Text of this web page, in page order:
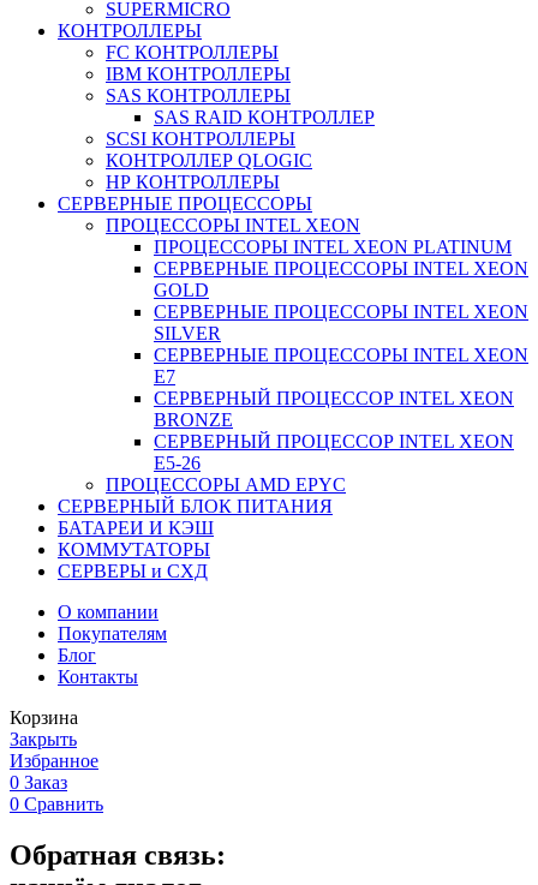
SUPERMICRO
КОНТРОЛЛЕРЫ
FC КОНТРОЛЛЕРЫ
IBM КОНТРОЛЛЕРЫ
SAS КОНТРОЛЛЕРЫ
SAS RAID КОНТРОЛЛЕР
SCSI КОНТРОЛЛЕРЫ
КОНТРОЛЛЕР QLOGIC
НР КОНТРОЛЛЕРЫ
СЕРВЕРНЫЕ ПРОЦЕССОРЫ
ПРОЦЕССОРЫ INTEL XEON
ПРОЦЕССОРЫ INTEL XEON PLATINUM
СЕРВЕРНЫЕ ПРОЦЕССОРЫ INTEL XEON
GOLD
СЕРВЕРНЫЕ ПРОЦЕССОРЫ INTEL XEON
SILVER
СЕРВЕРНЫЕ ПРОЦЕССОРЫ INTEL XEON
Е7
СЕРВЕРНЫЙ ПРОЦЕССОР INTEL XEON
BRONZE
СЕРВЕРНЫЙ ПРОЦЕССОР INTEL XEON
Е5-26
ПРОЦЕССОРЫ AMD EPYC
СЕРВЕРНЫЙ БЛОК ПИТАНИЯ
БАТАРЕИ И КЭШ
КОММУТАТОРЫ
СЕРВЕРЫ и СХД
О компании
Покупателям
Блог
Контакты
Корзина
Закрыть
Избранное
0 Заказ
0 Сравнить
Обратная связь: